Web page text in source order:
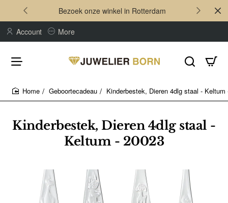
Bezoek onze winkel in Rotterdam
Account More
Kinderbestek, Dieren 4dlg staal -
Keltum - 20023
Geboortecadeau Kinderbestek, Dieren 4dlg staal - Keltum